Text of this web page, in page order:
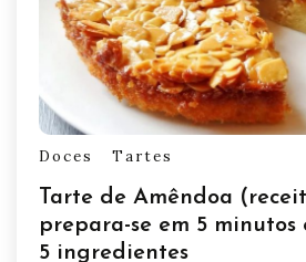
Doces Tartes
Tarte de Amêndoa
prepara-se em 5 minutos
5 ingredientes